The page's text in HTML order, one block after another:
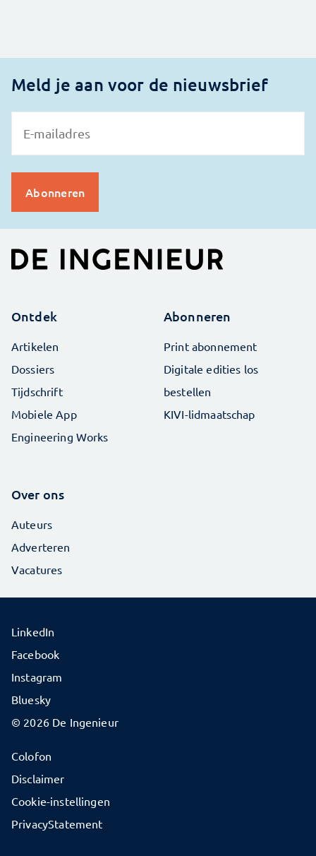
Meld je aan voor de nieuwsbrief
Ontdek
Artikelen
Dossiers
Tijdschrift
Mobiele App
Engineering Works
Abonneren
Print abonnement
Digitale edities los
bestellen
KIVI-lidmaatschap
Over ons
Auteurs
Adverteren
Vacatures
© 2026 De Ingenieur
Colofon
Disclaimer
Cookie-instellingen
PrivacyStatement
LinkedIn
Facebook
Instagram
Bluesky